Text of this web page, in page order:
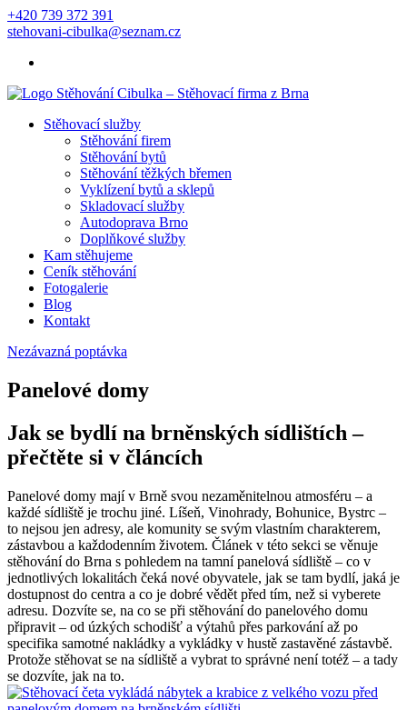
+420 739 372 391
stehovani-cibulka@seznam.cz
Stěhovací služby
Stěhování firem
Stěhování bytů
Stěhování těžkých břemen
Vyklízení bytů a sklepů
Skladovací služby
Autodoprava Brno
Doplňkové služby
Kam stěhujeme
Ceník stěhování
Fotogalerie
Blog
Kontakt
Nezávazná poptávka
Panelové domy
Jak se bydlí na brněnských sídlištích –
přečtěte si v článcích
Panelové domy mají v Brně svou nezaměnitelnou atmosféru – a
každé sídliště je trochu jiné. Líšeň, Vinohrady, Bohunice, Bystrc –
to nejsou jen adresy, ale komunity se svým vlastním charakterem,
zástavbou a každodenním životem. Článek v této sekci se věnuje
stěhování do Brna s pohledem na tamní panelová sídliště – co v
jednotlivých lokalitách čeká nové obyvatele, jak se tam bydlí, jaká je
dostupnost do centra a co je dobré vědět před tím, než si vyberete
adresu. Dozvíte se, na co se při stěhování do panelového domu
připravit – od úzkých schodišť a výtahů přes parkování až po
specifika samotné nakládky a vykládky v hustě zastavěné zástavbě.
Protože stěhovat se na sídliště a vybrat to správné není totéž – a tady
se dozvíte, jak na to.